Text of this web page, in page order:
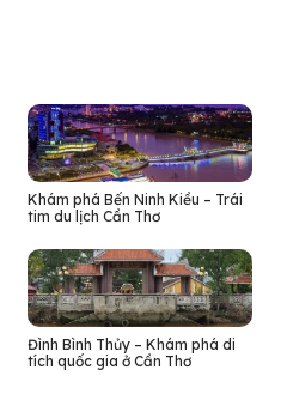
Khám phá Bến Ninh Kiều – Trái
tim du lịch Cần Thơ
Đình Bình Thủy – Khám phá di
tích quốc gia ở Cần Thơ